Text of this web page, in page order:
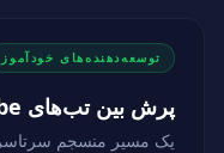
توسعه‌دهنده‌های خودآموز
پرش بین تب‌های YouTube را متوقف کنید.
یک مسیر منسجم